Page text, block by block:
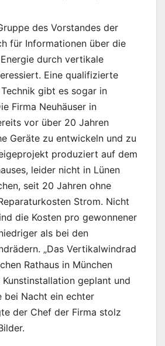
des Vorstandes der
für Informationen über die
durch vertikale
Eine qualifizierte
gibt es sogar in
Firma Neuhäuser in
vor über 20 Jahren
Geräte zu entwickeln und zu
produziert auf dem
leider nicht in Lünen
seit 20 Jahren ohne
Strom. Nicht
die Kosten pro gewonnener
als bei den
„Das Vertikalwindrad
Rathaus in München
geplant und
bei Nacht ein echter
der Chef der Firma stolz